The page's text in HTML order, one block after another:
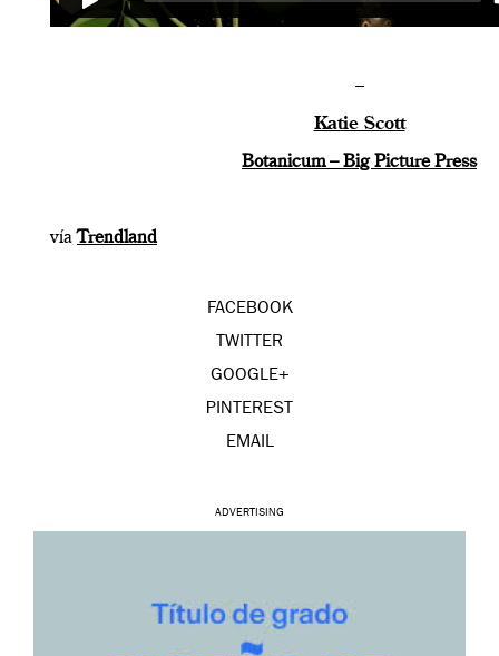
–
Katie Scott
Botanicum – Big Picture Press
víaTrendland
FACEBOOK
TWITTER
GOOGLE+
PINTEREST
EMAIL
ADVERTISING